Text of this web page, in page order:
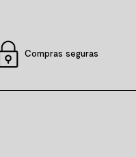
Compras seguras